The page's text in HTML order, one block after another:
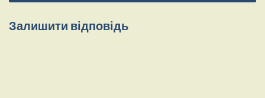
Залишити відповідь